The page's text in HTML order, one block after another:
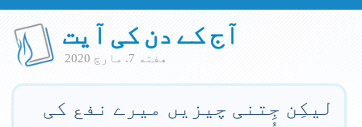
آج کے دن کی آیت
هفته 7. مارچ 2020
لیکِن جِتنی چیزیں میرے نفع کی